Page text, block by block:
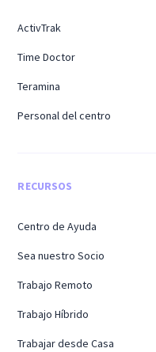
ActivTrak
Time Doctor
Teramina
Personal del centro
RECURSOS
Centro de Ayuda
Sea nuestro Socio
Trabajo Remoto
Trabajo Híbrido
Trabajar desde Casa